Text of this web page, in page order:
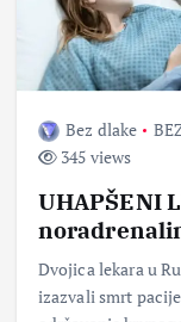
Bez dlake
345 views
UHAPŠENI
Dvojica lekara u
izazvali smrt